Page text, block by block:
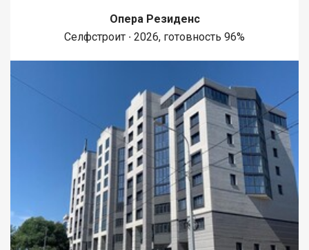
Опера Резиденс
Селфстроит ∙ 2026, готовность 96%